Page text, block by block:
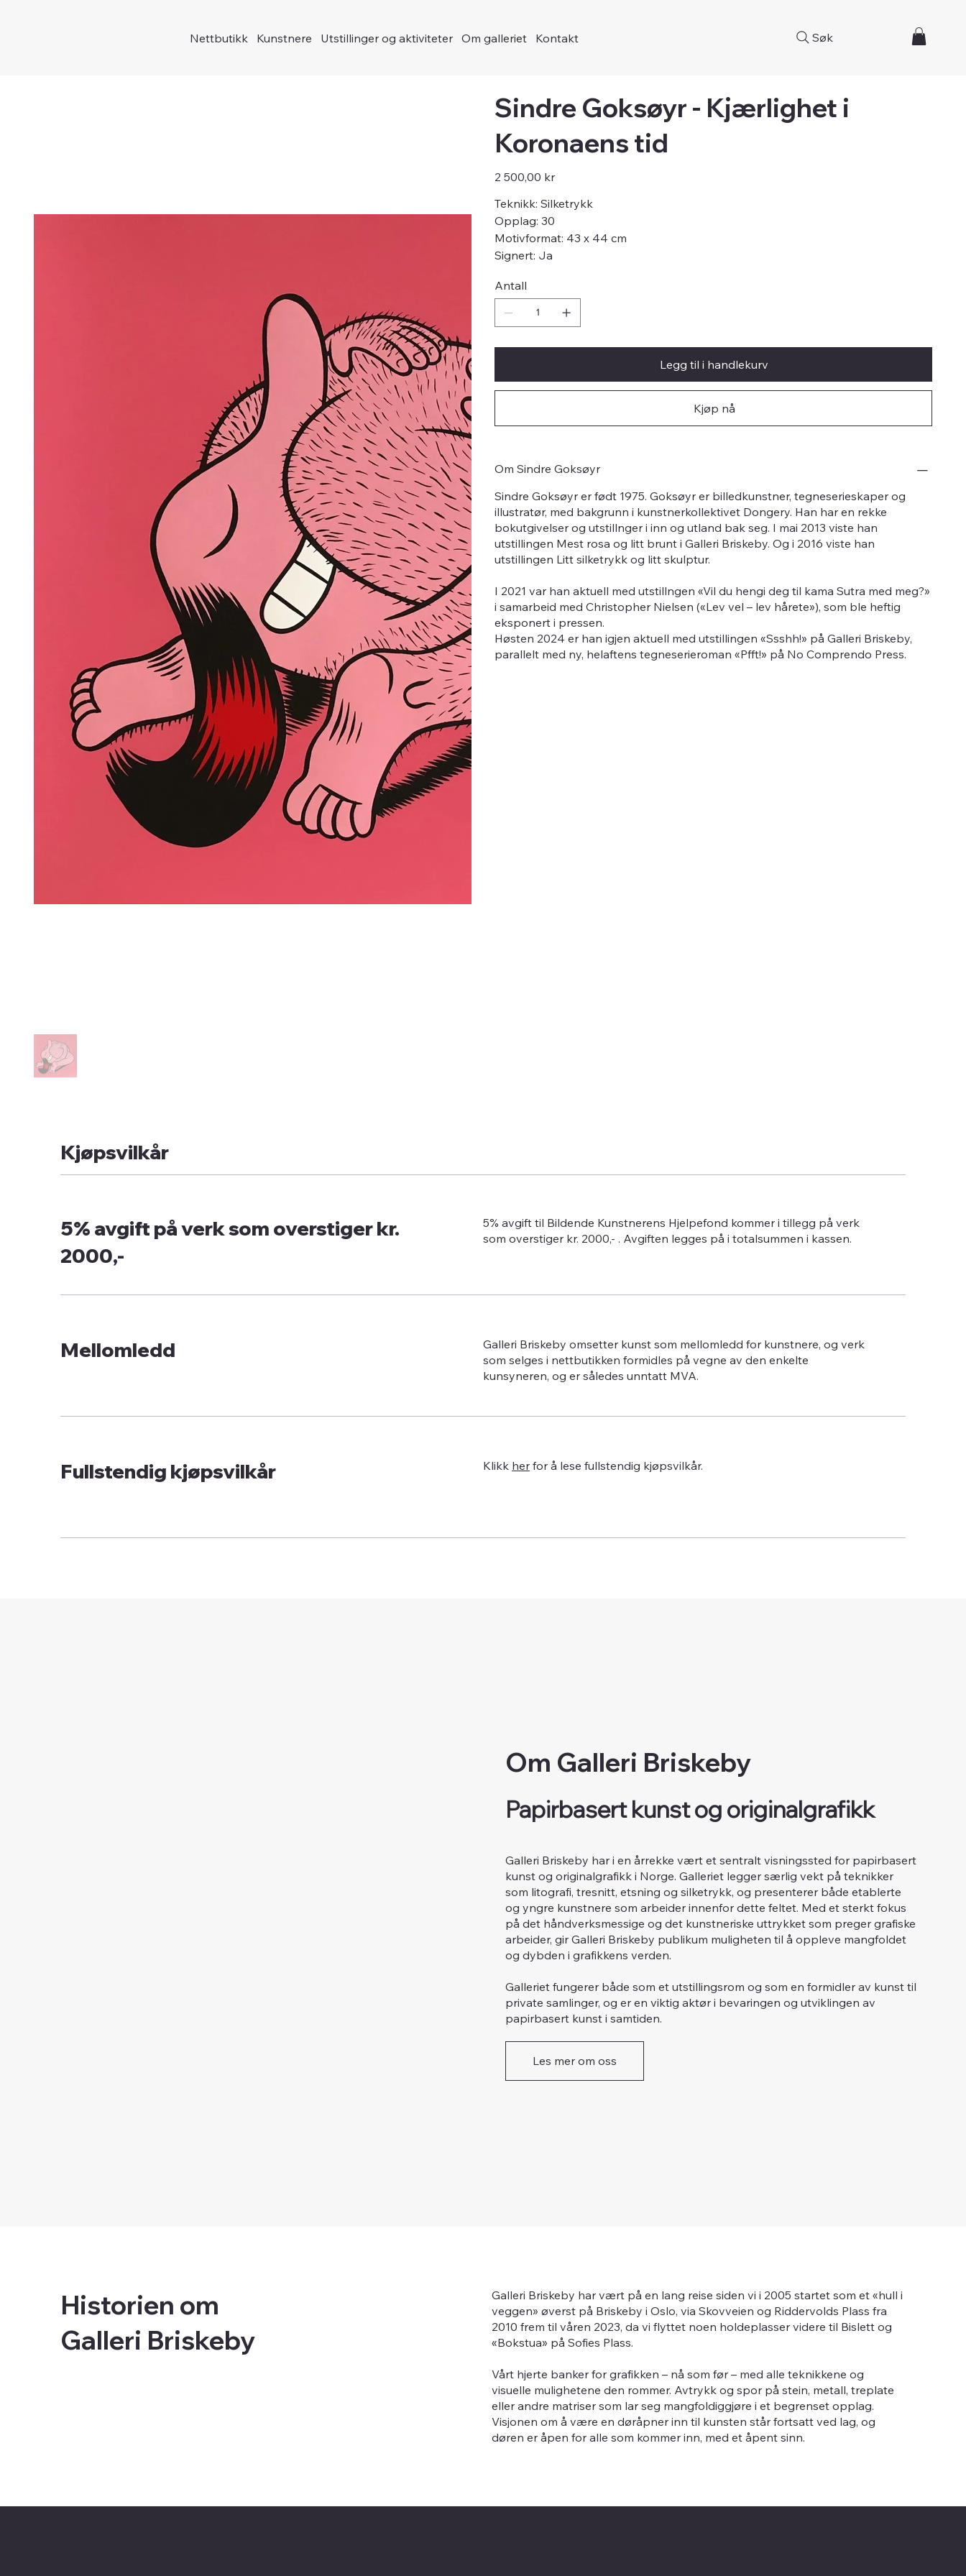
Nettbutikk Kunstnere Utstillinger og aktiviteter Om galleriet Kontakt Søk
Sindre Goksøyr - Kjærlighet i
Koronaens tid
Pris
2 500,00 kr
Teknikk: Silketrykk
Opplag: 30
Motivformat: 43 x 44 cm
Signert: Ja
Antall
Legg til i handlekurv
Kjøp nå
Om Sindre Goksøyr
Sindre Goksøyr er født 1975. Goksøyr er billedkunstner, tegneserieskaper og
illustratør, med bakgrunn i kunstnerkollektivet Dongery. Han har en rekke
bokutgivelser og utstillnger i inn og utland bak seg. I mai 2013 viste han
utstillingen Mest rosa og litt brunt i Galleri Briskeby. Og i 2016 viste han
utstillingen Litt silketrykk og litt skulptur.
I 2021 var han aktuell med utstillngen «Vil du hengi deg til kama Sutra med meg?»
i samarbeid med Christopher Nielsen («Lev vel – lev hårete»), som ble heftig
eksponert i pressen.
Høsten 2024 er han igjen aktuell med utstillingen «Ssshh!» på Galleri Briskeby,
parallelt med ny, helaftens tegneserieroman «Pfft!» på No Comprendo Press.
Kjøpsvilkår
5% avgift på verk som overstiger kr.
2000,-
5% avgift til Bildende Kunstnerens Hjelpefond kommer i tillegg på verk
som overstiger kr. 2000,- . Avgiften legges på i totalsummen i kassen.
Mellomledd
Galleri Briskeby omsetter kunst som mellomledd for kunstnere, og verk
som selges i nettbutikken formidles på vegne av den enkelte
kunsyneren, og er således unntatt MVA.
Fullstendig kjøpsvilkår Klikk her for å lese fullstendig kjøpsvilkår.
Om Galleri Briskeby
Papirbasert kunst og originalgrafikk
Galleri Briskeby har i en årrekke vært et sentralt visningssted for papirbasert
kunst og originalgrafikk i Norge. Galleriet legger særlig vekt på teknikker
som litografi, tresnitt, etsning og silketrykk, og presenterer både etablerte
og yngre kunstnere som arbeider innenfor dette feltet. Med et sterkt fokus
på det håndverksmessige og det kunstneriske uttrykket som preger grafiske
arbeider, gir Galleri Briskeby publikum muligheten til å oppleve mangfoldet
og dybden i grafikkens verden.
Galleriet fungerer både som et utstillingsrom og som en formidler av kunst til
private samlinger, og er en viktig aktør i bevaringen og utviklingen av
papirbasert kunst i samtiden.
Les mer om oss
Historien om
Galleri Briskeby
Galleri Briskeby har vært på en lang reise siden vi i 2005 startet som et «hull i
veggen» øverst på Briskeby i Oslo, via Skovveien og Riddervolds Plass fra
2010 frem til våren 2023, da vi flyttet noen holdeplasser videre til Bislett og
«Bokstua» på Sofies Plass.
Vårt hjerte banker for grafikken – nå som før – med alle teknikkene og
visuelle mulighetene den rommer. Avtrykk og spor på stein, metall, treplate
eller andre matriser som lar seg mangfoldiggjøre i et begrenset opplag.
Visjonen om å være en døråpner inn til kunsten står fortsatt ved lag, og
døren er åpen for alle som kommer inn, med et åpent sinn.